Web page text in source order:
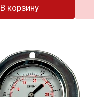
В корзину